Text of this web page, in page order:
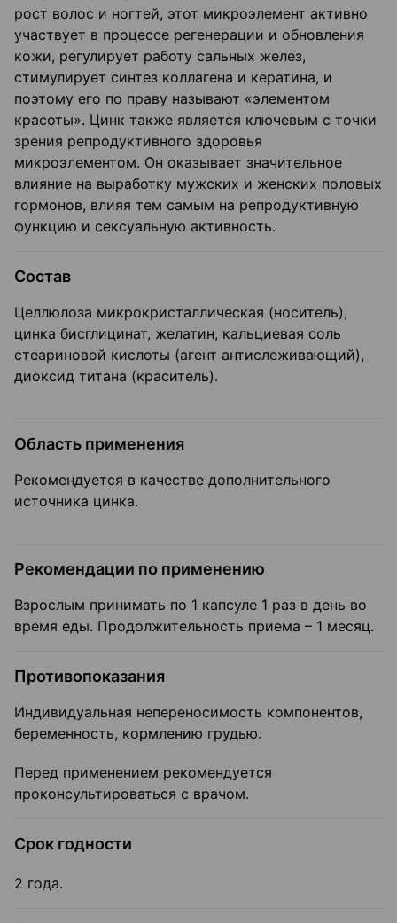
рост волос и ногтей, этот микроэлемент активно
участвует в процессе регенерации и обновления
кожи, регулирует работу сальных желез,
стимулирует синтез коллагена и кератина, и
поэтому его по праву называют «элементом
красоты». Цинк также является ключевым с точки
зрения репродуктивного здоровья
микроэлементом. Он оказывает значительное
влияние на выработку мужских и женских половых
гормонов, влияя тем самым на репродуктивную
функцию и сексуальную активность.
Состав
Целлюлоза микрокристаллическая (носитель),
цинка бисглицинат, желатин, кальциевая соль
стеариновой кислоты (агент антислеживающий),
диоксид титана (краситель).
Область применения
Рекомендуется в качестве дополнительного
источника цинка.
Рекомендации по применению
Взрослым принимать по 1 капсуле 1 раз в день во
время еды. Продолжительность приема – 1 месяц.
Противопоказания
Индивидуальная непереносимость компонентов,
беременность, кормлению грудью.
Перед применением рекомендуется
проконсультироваться с врачом.
Срок годности
2 года.